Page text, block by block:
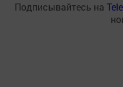
Подписывайтесь на